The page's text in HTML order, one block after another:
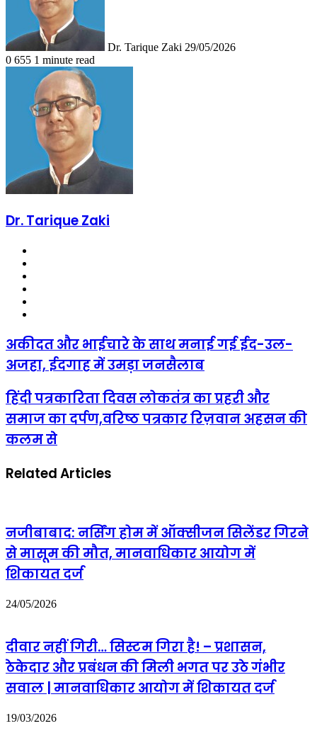
Dr. Tarique Zaki 29/05/2026
0 655 1 minute read
Dr. Tarique Zaki
अकीदत
और
भाईचारे
साथ
मनाई
गई
ईद-
उल-
ईदगाह
में
अकीदत और भाईचारे के साथ मनाई गई ईद-उल-
अजहा, ईदगाह में उमड़ा जनसैलाब
हिंदी
पत्रकारिता
दिवस
लोकतंत्र
का
और
रिज़वान
अहसन
की
कलम
हिंदी पत्रकारिता दिवस लोकतंत्र का प्रहरी और
समाज का दर्पण,वरिष्ठ पत्रकार रिज़वान अहसन की
कलम से
Related Articles
नजीबाबाद: नर्सिंग होम में ऑक्सीजन सिलेंडर गिरने
से मासूम की मौत, मानवाधिकार आयोग में
शिकायत दर्ज
24/05/2026
दीवार नहीं गिरी… सिस्टम गिरा है! – प्रशासन,
ठेकेदार और प्रबंधन की मिली भगत पर उठे गंभीर
सवाल | मानवाधिकार आयोग में शिकायत दर्ज
19/03/2026